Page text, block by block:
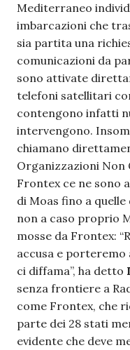
Mediterraneo
imbarcazioni che
sia partita una
comunicazioni da
sono attivate
telefoni satellitari
contengono infatti
intervengono.
chiamano
Organizzazioni Non
Frontex ce ne sono
di Moas fino a
non a caso proprio
mosse da Frontex:
accusa e
ci diffama”, ha detto
senza frontiere a
come Frontex, che
parte dei 28 stati
evidente che deve